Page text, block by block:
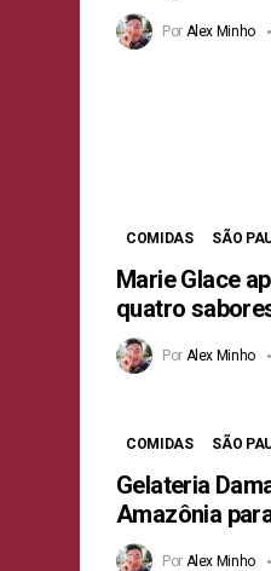
Por Alex Minho
COMIDAS SÃO
Marie Glace
quatro
Por Alex Minho
COMIDAS SÃO
Gelateria
Amazônia
Por Alex Minho